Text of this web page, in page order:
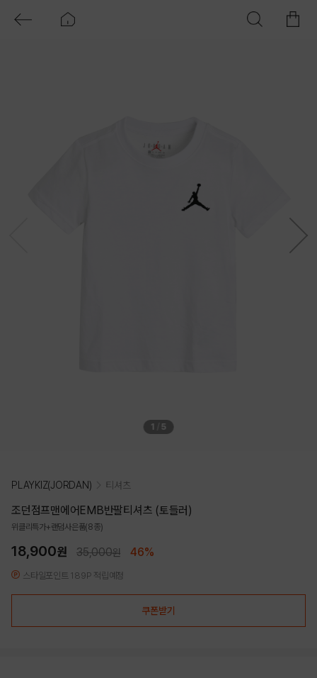
1 5
PLAYKIZ(JORDAN) 티셔츠
조던점프맨에어EMB반팔티셔츠 (토들러)
위클리특가+랜덤사은품(8종)
18,900원 35,000원 46%
스타일포인트 189P 적립예정
쿠폰받기